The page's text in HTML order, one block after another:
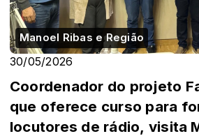
Manoel Ribas e Região
30/05/2026
Coordenador do projeto
que oferece curso para
locutores de rádio, visita